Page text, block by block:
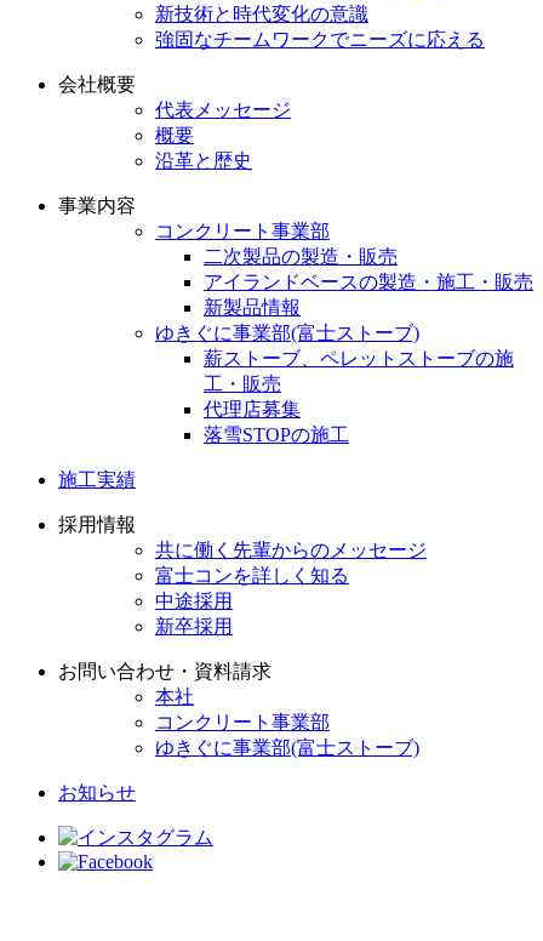
新技術と時代変化の意識
強固なチームワークでニーズに応える
会社概要
代表メッセージ
概要
沿革と歴史
事業内容
コンクリート事業部
二次製品の製造・販売
アイランドベースの製造・施工・販売
新製品情報
ゆきぐに事業部(富士ストーブ)
薪ストーブ、ペレットストーブの施
工・販売
代理店募集
落雪STOPの施工
施工実績
採用情報
共に働く先輩からのメッセージ
富士コンを詳しく知る
中途採用
新卒採用
お問い合わせ・資料請求
本社
コンクリート事業部
ゆきぐに事業部(富士ストーブ)
お知らせ